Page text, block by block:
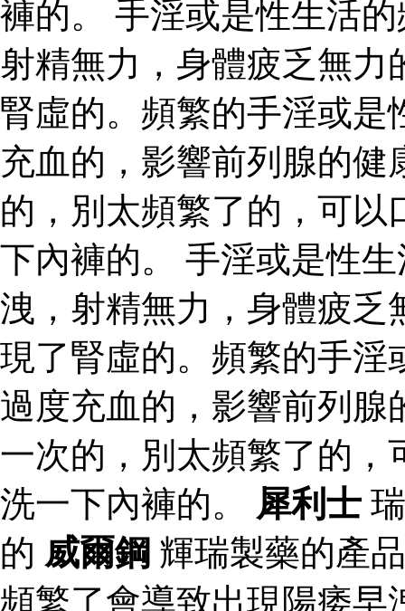
褲的。 手淫或是性生活
射精無力，身體疲乏無力
腎虛的。頻繁的手淫或是
充血的，影響前列腺的
的，別太頻繁了的，可
下內褲的。 手淫或是性
洩，射精無力，身體疲乏
現了腎虛的。頻繁的手淫
過度充血的，影響前列腺
一次的，別太頻繁了的，
洗一下內褲的。 犀利士
的 威爾鋼 輝瑞製藥的產
頻繁了會導致出現陽痿早